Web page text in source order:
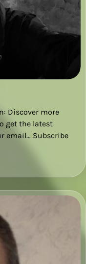
Discover more
get the latest
email… Subscribe